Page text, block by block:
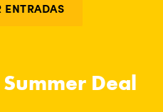
Summer Deal